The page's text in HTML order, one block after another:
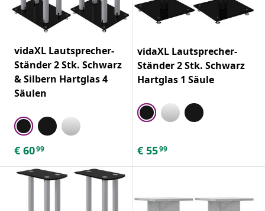
vidaXL Lautsprecher-
Ständer 2 Stk. Schwarz
& Silbern Hartglas 4
Säulen
€ 6099
vidaXL Lautsprecher-
Ständer 2 Stk. Schwarz
Hartglas 1 Säule
€ 5599